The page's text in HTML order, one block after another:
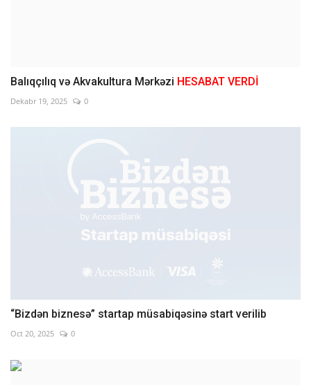
Balıqçılıq və Akvakultura Mərkəzi HESABAT VERDİ
Dekabr 19, 2025 0
“Bizdən biznesə” startap müsabiqəsinə start verilib
Oct 20, 2025 0